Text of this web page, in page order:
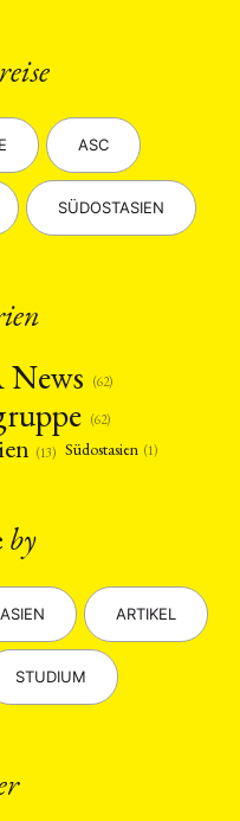
ASC
SÜDOSTASIEN
(62)
(62)
(13) Südostasien (1)
by
ASIEN ARTIKEL
STUDIUM